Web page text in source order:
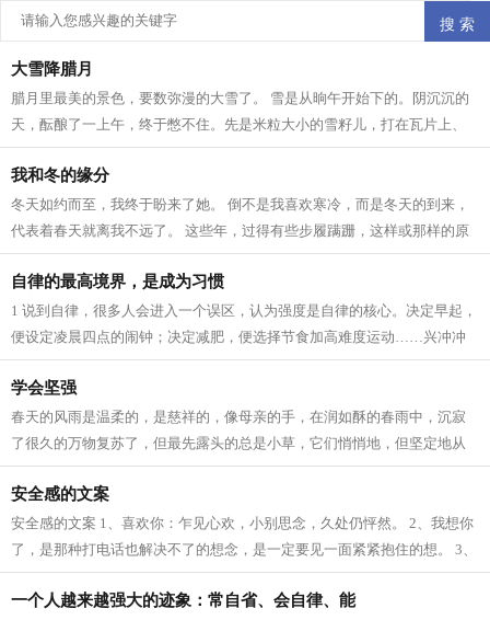
大雪降腊月
腊月里最美的景色，要数弥漫的大雪了。 雪是从晌午开始下的。阴沉沉的
天，酝酿了一上午，终于憋不住。先是米粒大小的雪籽儿，打在瓦片上、
枯枝上，沙沙作响。接着，雪籽中夹带...
我和冬的缘分
冬天如约而至，我终于盼来了她。 倒不是我喜欢寒冷，而是冬天的到来，
代表着春天就离我不远了。 这些年，过得有些步履蹒跚，这样或那样的原
因。所以我一直在期待着 人生 跟季节...
自律的最高境界，是成为习惯
1 说到自律，很多人会进入一个误区，认为强度是自律的核心。决定早起，
便设定凌晨四点的闹钟；决定减肥，便选择节食加高难度运动……兴冲冲
立目标，却因为强度太大，内心已有...
学会坚强
春天的风雨是温柔的，是慈祥的，像母亲的手，在润如酥的春雨中，沉寂
了很久的万物复苏了，但最先露头的总是小草，它们悄悄地，但坚定地从
土里钻出来，为山野铺上一层绿色，充...
安全感的文案
安全感的文案 1、喜欢你：乍见心欢，小别思念，久处仍怦然。 2、我想你
了，是那种打电话也解决不了的想念，是一定要见一面紧紧抱住的想。 3、
我爱这个世界上的三件事：太阳，月...
一个人越来越强大的迹象：常自省、会自律、能